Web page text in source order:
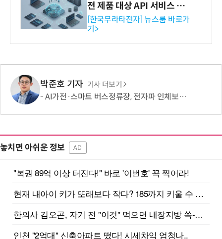
전 제품 대상 API 서비스 제
공…73개 제품 카테고리로
확대
[한국무라타전자] 뉴스룸 바로가
기>
박준호 기자 기사 더보기
AI가전·스마트 버스정류장, 전자파 인체보호기준 충족
놓치면 아쉬운 정보 AD